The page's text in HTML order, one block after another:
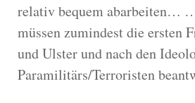
relativ bequem abarbeiten…
müssen zumindest die ersten
und Ulster und nach den
Paramilitärs/Terroristen